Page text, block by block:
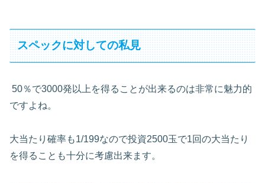
スペックに対しての私見
50％で3000発以上を得ることが出来るのは非常に魅力的
ですよね。
大当たり確率も1/199なので投資2500玉で1回の大当たり
を得ることも十分に考慮出来ます。